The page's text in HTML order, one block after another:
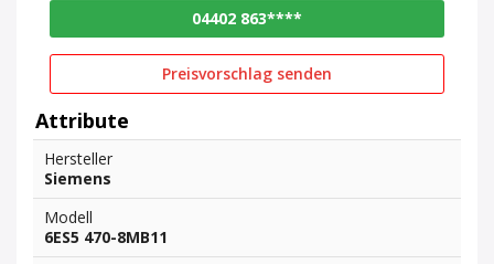
04402 863****
Preisvorschlag senden
Attribute
Hersteller
Siemens
Modell
6ES5 470-8MB11